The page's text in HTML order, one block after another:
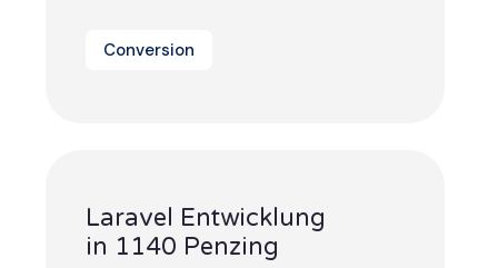
Conversion
Laravel Entwicklung
in 1140 Penzing